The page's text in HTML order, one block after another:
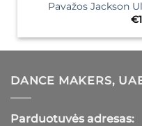
Pavažos Jackson
€
DANCE MAKERS,
Parduotuvės adresas: